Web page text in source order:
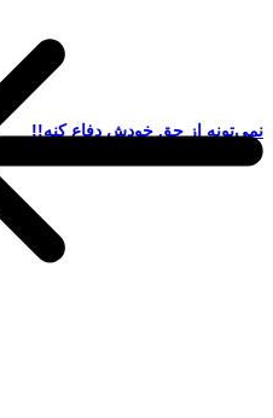
نمی‌تونه از حق خودش دفاع کنه!!